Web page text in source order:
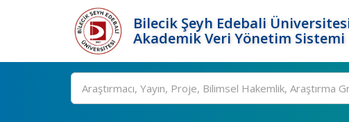
Bilecik Şeyh Edebali
Akademik Veri Yönetim Sistemi
Ara